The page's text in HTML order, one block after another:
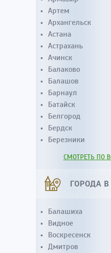
Артем
Архангельск
Астана
Астрахань
Ачинск
Балаково
Балашов
Барнаул
Батайск
Белгород
Бердск
Березники
СМОТРЕТЬ ПО
ГОРОДА
Балашиха
Видное
Воскресенск
Дмитров